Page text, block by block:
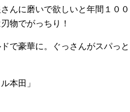
んに磨いで欲しいと年間１００
物でがっちり！
で豪華に。ぐっさんがスパっと
本田」